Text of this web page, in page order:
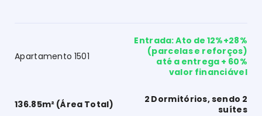
Apartamento 1501
136.85m² (Área Total)
2 Dormitórios, sendo 2
suítes
Entrada: Ato de 12%+28%
(parcelas e reforços)
até a entrega + 60%
valor financiável